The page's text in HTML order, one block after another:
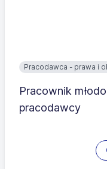
Pracodawca - prawa i
Pracownik
pracodawcy